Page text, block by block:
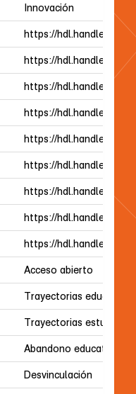
Innovación
https://hdl.handle.net/
https://hdl.handle.net/
https://hdl.handle.net/
https://hdl.handle.net/
https://hdl.handle.net/
https://hdl.handle.net/
https://hdl.handle.net/
https://hdl.handle.net/
https://hdl.handle.net/
Acceso abierto
Trayectorias educativas
Trayectorias
Abandono educativo
Desvinculación